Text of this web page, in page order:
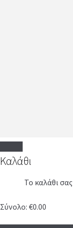
Καλάθι
Το καλάθι σας
Σύνολο: €0.00